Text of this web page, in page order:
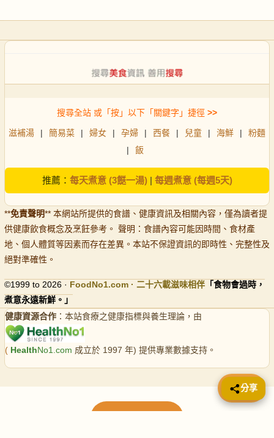
搜尋全站 或「按」以下「關鍵字」捷徑 >>
滋補湯 | 簡易菜 | 婦女 | 孕婦 | 西餐 | 兒童 | 海鮮 |
粉麵
|
飯
推薦： 每天煮意 (3餸一湯)| 每週煮意 (每週5天)
**免責聲明** 本網站所提供的食譜、健康資訊及相關內容，僅為讀者提
供健康飲食概念及烹飪參考。 聲明：食譜內容可能因時間、食材產
地、個人體質等因素而存在差異。本站不保證資訊的即時性、完整性及
絕對準確性。
©1999 to 2026 · FoodNo1.com · 二十六載滋味相伴 「食物會過時，
煮意永遠新鮮。」
健康資源合作 ：本站食療之健康指標與養生理論，由
( HealthNo1.com 成立於 1997 年) 提供專業數據支持。
📤 分享
分享